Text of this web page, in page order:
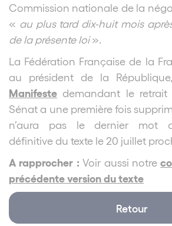
Commission nationale de la
« au plus tard dix-huit mois
de la présente loi».
La Fédération Française de la
au président de la
Manifeste demandant le retrait
Sénat a une première fois
n’aura pas le dernier mot
définitive du texte le 20 juillet
A rapprocher : Voir aussi notre
précédente version du texte
Retour